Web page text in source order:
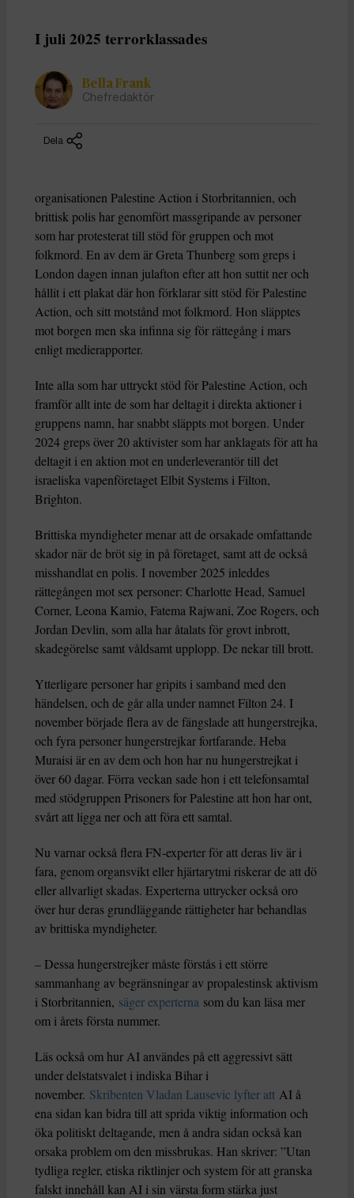
I juli 2025 terrorklassades
Bella Frank
Chefredaktör
Dela
organisationen Palestine Action i Storbritannien, och
brittisk polis har genomfört massgripande av personer
som har protesterat till stöd för gruppen och mot
folkmord. En av dem är Greta Thunberg som greps i
London dagen innan julafton efter att hon suttit ner och
hållit i ett plakat där hon förklarar sitt stöd för Palestine
Action, och sitt motstånd mot folkmord. Hon släpptes
mot borgen men ska infinna sig för rättegång i mars
enligt medierapporter.
Inte alla som har uttryckt stöd för Palestine Action, och
framför allt inte de som har deltagit i direkta aktioner i
gruppens namn, har snabbt släppts mot borgen. Under
2024 greps över 20 aktivister som har anklagats för att ha
deltagit i en aktion mot en underleverantör till det
israeliska vapenföretaget Elbit Systems i Filton,
Brighton.
Brittiska myndigheter menar att de orsakade omfattande
skador när de bröt sig in på företaget, samt att de också
misshandlat en polis. I november 2025 inleddes
rättegången mot sex personer: Charlotte Head, Samuel
Corner, Leona Kamio, Fatema Rajwani, Zoe Rogers, och
Jordan Devlin, som alla har åtalats för grovt inbrott,
skadegörelse samt våldsamt upplopp. De nekar till brott.
Ytterligare personer har gripits i samband med den
händelsen, och de går alla under namnet Filton 24. I
november började flera av de fängslade att hungerstrejka,
och fyra personer hungerstrejkar fortfarande. Heba
Muraisi är en av dem och hon har nu hungerstrejkat i
över 60 dagar. Förra veckan sade hon i ett telefonsamtal
med stödgruppen Prisoners for Palestine att hon har ont,
svårt att ligga ner och att föra ett samtal.
Nu varnar också flera FN-experter för att deras liv är i
fara, genom organsvikt eller hjärtarytmi riskerar de att dö
eller allvarligt skadas. Experterna uttrycker också oro
över hur deras grundläggande rättigheter har behandlas
av brittiska myndigheter.
– Dessa hungerstrejker måste förstås i ett större
sammanhang av begränsningar av propalestinsk aktivism
i Storbritannien, säger experterna som du kan läsa mer
om i årets första nummer.
Läs också om hur AI användes på ett aggressivt sätt
under delstatsvalet i indiska Bihar i
november. Skribenten Vladan Lausevic lyfter att AI å
ena sidan kan bidra till att sprida viktig information och
öka politiskt deltagande, men å andra sidan också kan
orsaka problem om den missbrukas. Han skriver: ”Utan
tydliga regler, etiska riktlinjer och system för att granska
falskt innehåll kan AI i sin värsta form stärka just